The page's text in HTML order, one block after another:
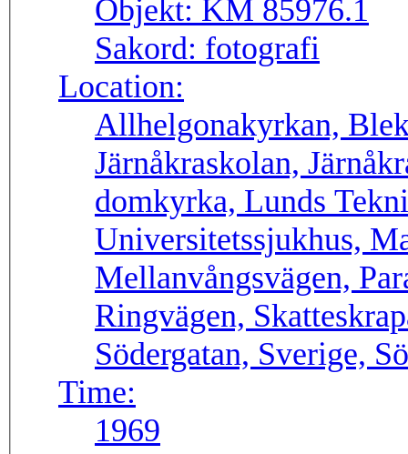
Objekt: KM 85976.1
Sakord: fotografi
Location:
Allhelgonakyrkan,
Järnåkraskolan,
domkyrka, Lunds
Universitetssjukhus,
Mellanvångsvägen,
Ringvägen,
Södergatan, Sverige,
Time:
1969